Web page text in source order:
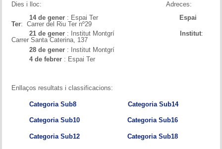
Dies i lloc: Adreces:
14 de gener : Espai Ter Espai
Ter: Carrer del Riu Ter nº29
21 de gener : Institut Montgrí Institut:
Carrer Santa Caterina, 137
28 de gener : Institut Montgrí
4 de febrer : Espai Ter
Enllaços resultats i classificacions:
Categoria Sub8 Categoria Sub14
Categoria Sub10 Categoria Sub16
Categoria Sub12 Categoria Sub18